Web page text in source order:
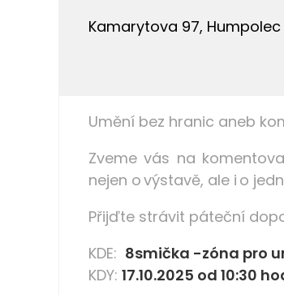
Kamarytova 97, Humpolec
Umění bez hranic aneb
Zveme vás na
nejen o výstavě, ale i o
Přijďte strávit páteční
KDE: 8smička -zóna pro
KDY: 17.10.2025 od 10:30